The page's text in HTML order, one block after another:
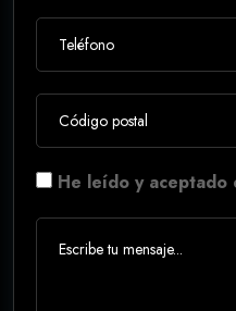
He leído y aceptado